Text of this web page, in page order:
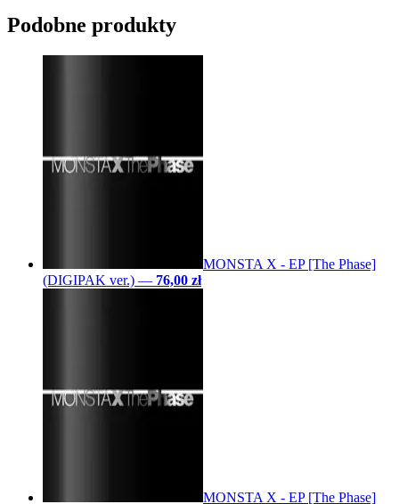
Podobne produkty
MONSTA X - EP [The Phase]
(DIGIPAK ver.) — 76,00 zł
MONSTA X - EP [The Phase]